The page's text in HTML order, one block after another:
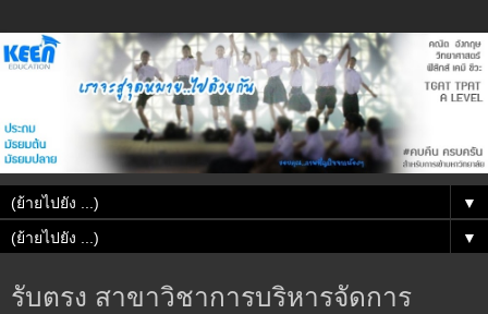
▼
▼
รับตรง สาขาวิชาการบริหารจัดการ